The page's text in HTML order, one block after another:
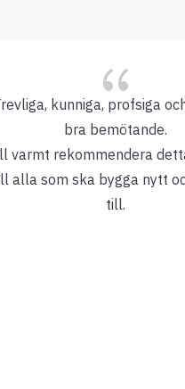
{
kunniga, profsiga
bra bemötande.
varmt rekommendera
alla som ska bygga nytt
till.